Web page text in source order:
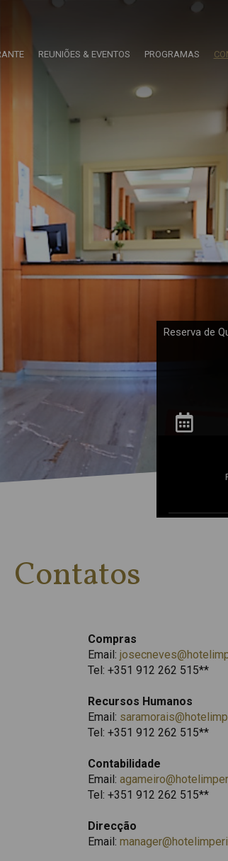
REUNIÕES & EVENTOS PROGRAMAS
Reserva de
Contatos
Compras
Email:
Tel: +351 912 262 515**
Recursos Humanos
Email:
Tel: +351 912 262 515**
Contabilidade
Email:
Tel: +351 912 262 515**
Direcção
Email: